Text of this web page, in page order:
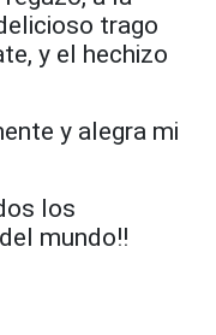
trago
y el hechizo
y alegra mi
los
mundo!!